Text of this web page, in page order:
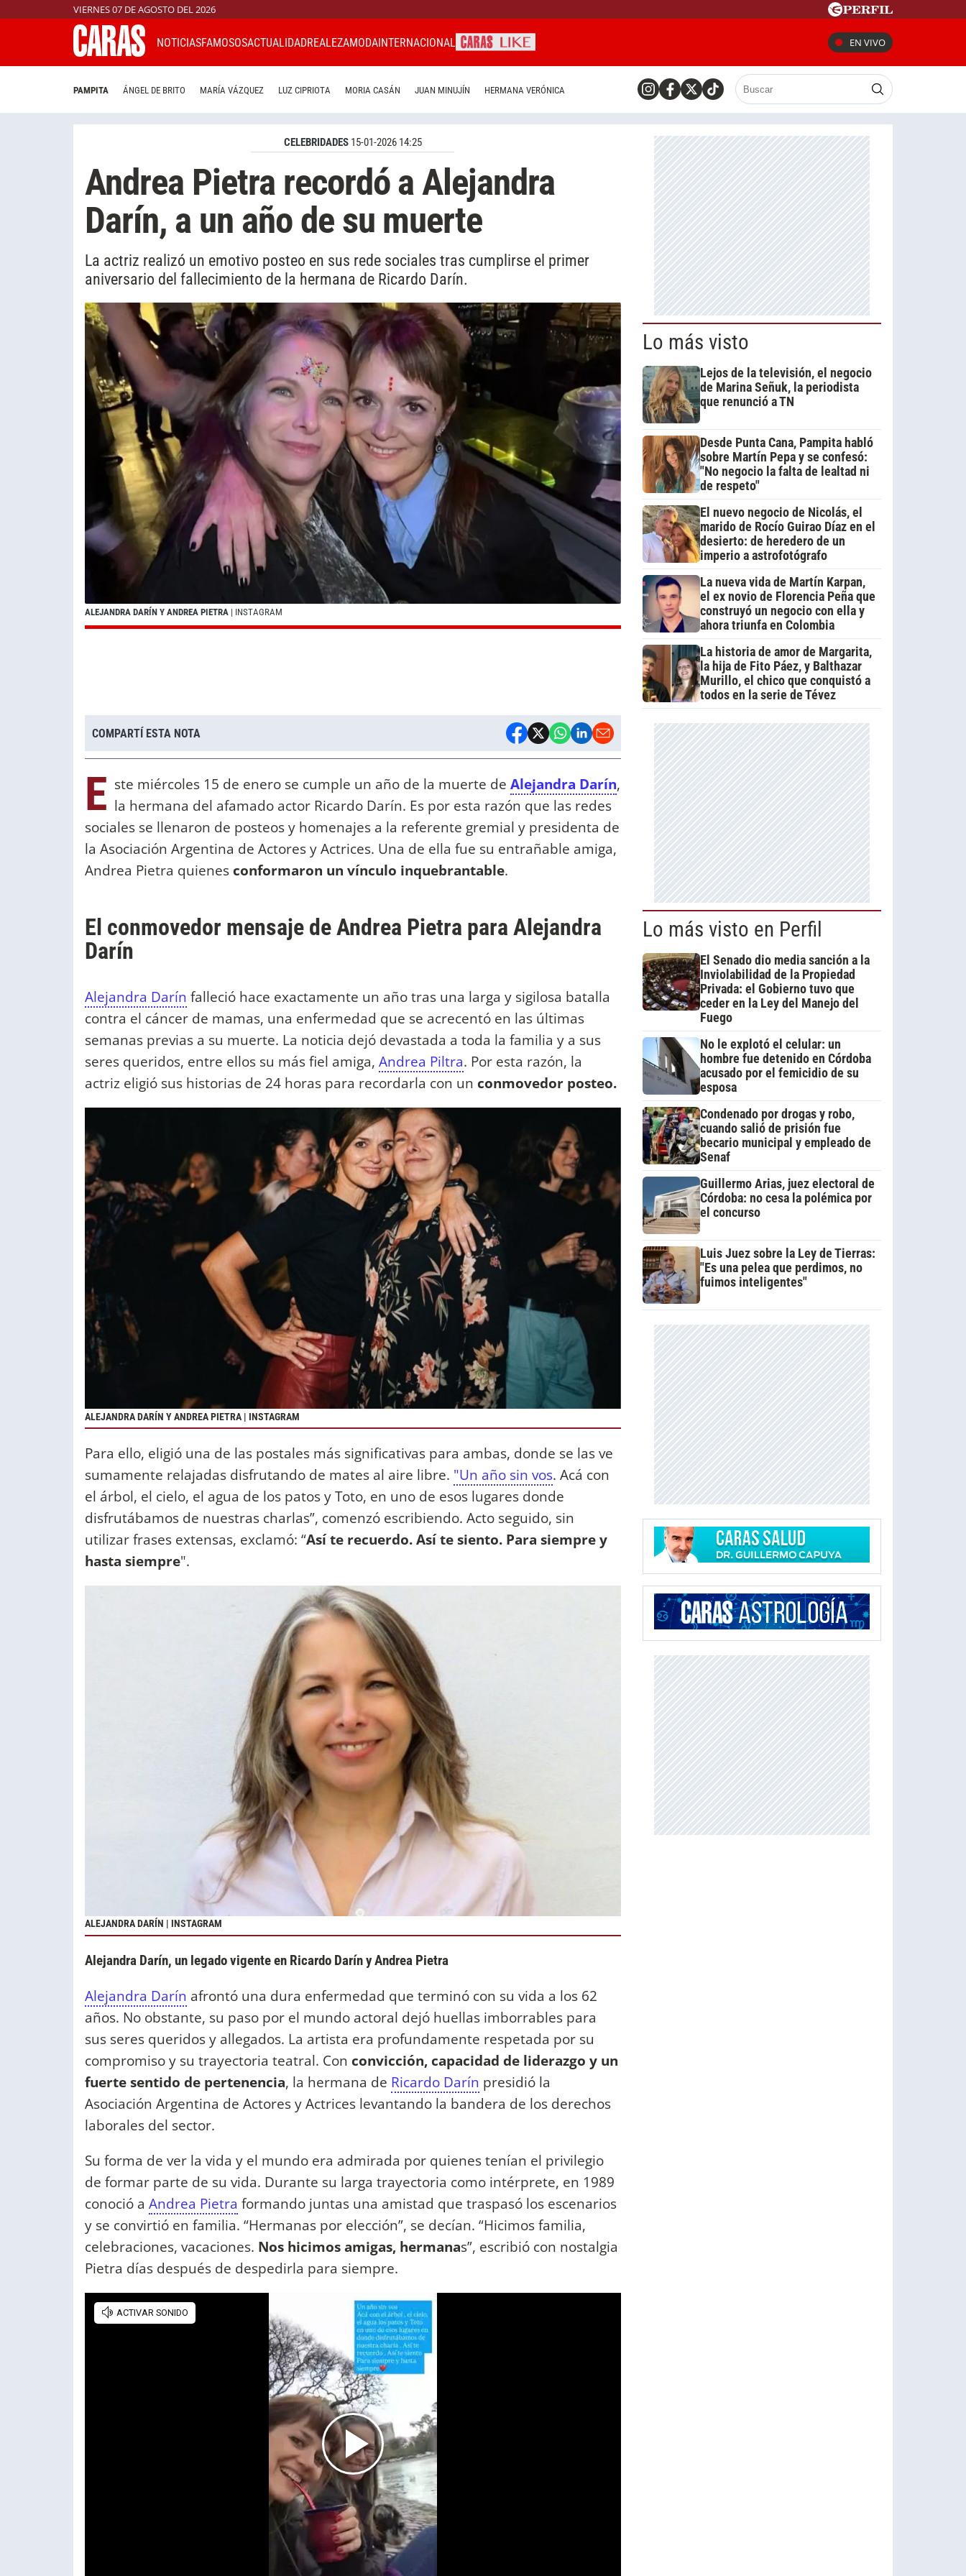
VIERNES 07 DE AGOSTO DEL 2026
NOTICIASFAMOSOSACTUALIDADREALEZAMODAINTERNACIONAL EN VIVO
PAMPITA ÁNGEL DE BRITO MARÍA VÁZQUEZ LUZ CIPRIOTA MORIA CASÁN JUAN MINUJÍN HERMANA VERÓNICA
CELEBRIDADES 15-01-2026 14:25
Andrea Pietra recordó a Alejandra
Darín, a un año de su muerte
La actriz realizó un emotivo posteo en sus rede sociales tras cumplirse el primer
aniversario del fallecimiento de la hermana de Ricardo Darín.
ALEJANDRA DARÍN Y ANDREA PIETRA | INSTAGRAM
COMPARTÍ ESTA NOTA
E ste miércoles 15 de enero se cumple un año de la muerte de Alejandra Darín,
la hermana del afamado actor Ricardo Darín. Es por esta razón que las redes
sociales se llenaron de posteos y homenajes a la referente gremial y presidenta de
la Asociación Argentina de Actores y Actrices. Una de ella fue su entrañable amiga,
Andrea Pietra quienes conformaron un vínculo inquebrantable.
El conmovedor mensaje de Andrea Pietra para Alejandra
Darín
Alejandra Darín falleció hace exactamente un año tras una larga y sigilosa batalla
contra el cáncer de mamas, una enfermedad que se acrecentó en las últimas
semanas previas a su muerte. La noticia dejó devastada a toda la familia y a sus
seres queridos, entre ellos su más fiel amiga, Andrea Piltra. Por esta razón, la
actriz eligió sus historias de 24 horas para recordarla con un conmovedor posteo.
ALEJANDRA DARÍN Y ANDREA PIETRA | INSTAGRAM
Para ello, eligió una de las postales más significativas para ambas, donde se las ve
sumamente relajadas disfrutando de mates al aire libre. "Un año sin vos. Acá con
el árbol, el cielo, el agua de los patos y Toto, en uno de esos lugares donde
disfrutábamos de nuestras charlas”, comenzó escribiendo. Acto seguido, sin
utilizar frases extensas, exclamó: “Así te recuerdo. Así te siento. Para siempre y
hasta siempre".
ALEJANDRA DARÍN | INSTAGRAM
Alejandra Darín, un legado vigente en Ricardo Darín y Andrea Pietra
Alejandra Darín afrontó una dura enfermedad que terminó con su vida a los 62
años. No obstante, su paso por el mundo actoral dejó huellas imborrables para
sus seres queridos y allegados. La artista era profundamente respetada por su
compromiso y su trayectoria teatral. Con convicción, capacidad de liderazgo y un
fuerte sentido de pertenencia, la hermana de Ricardo Darín presidió la
Asociación Argentina de Actores y Actrices levantando la bandera de los derechos
laborales del sector.
Su forma de ver la vida y el mundo era admirada por quienes tenían el privilegio
de formar parte de su vida. Durante su larga trayectoria como intérprete, en 1989
conoció a Andrea Pietra formando juntas una amistad que traspasó los escenarios
y se convirtió en familia. “Hermanas por elección”, se decían. “Hicimos familia,
celebraciones, vacaciones. Nos hicimos amigas, hermanas”, escribió con nostalgia
Pietra días después de despedirla para siempre.
Lo más visto
Lejos de la televisión, el negocio
de Marina Señuk, la periodista
que renunció a TN
Desde Punta Cana, Pampita habló
sobre Martín Pepa y se confesó:
"No negocio la falta de lealtad ni
de respeto"
El nuevo negocio de Nicolás, el
marido de Rocío Guirao Díaz en el
desierto: de heredero de un
imperio a astrofotógrafo
La nueva vida de Martín Karpan,
el ex novio de Florencia Peña que
construyó un negocio con ella y
ahora triunfa en Colombia
La historia de amor de Margarita,
la hija de Fito Páez, y Balthazar
Murillo, el chico que conquistó a
todos en la serie de Tévez
Lo más visto en Perfil
El Senado dio media sanción a la
Inviolabilidad de la Propiedad
Privada: el Gobierno tuvo que
ceder en la Ley del Manejo del
Fuego
No le explotó el celular: un
hombre fue detenido en Córdoba
acusado por el femicidio de su
esposa
Condenado por drogas y robo,
cuando salió de prisión fue
becario municipal y empleado de
Senaf
Guillermo Arias, juez electoral de
Córdoba: no cesa la polémica por
el concurso
Luis Juez sobre la Ley de Tierras:
"Es una pelea que perdimos, no
fuimos inteligentes"